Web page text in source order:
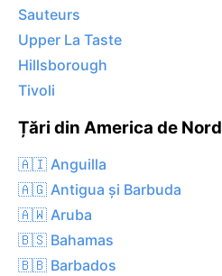
Sauteurs
Upper La Taste
Hillsborough
Tivoli
Țări din America de Nord
🇦🇮 Anguilla
🇦🇬 Antigua și Barbuda
🇦🇼 Aruba
🇧🇸 Bahamas
🇧🇧 Barbados